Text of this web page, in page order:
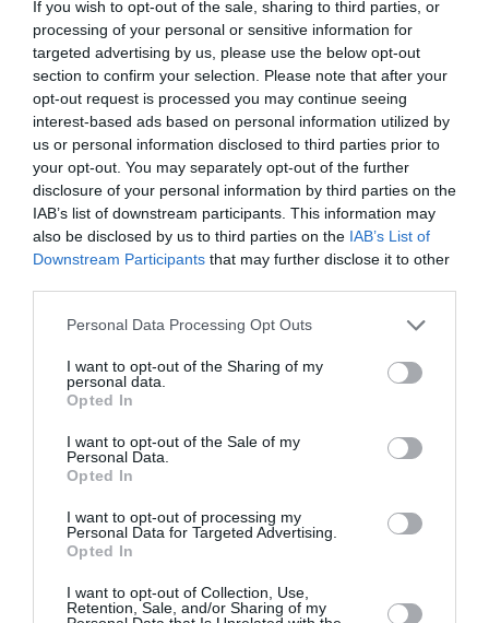
If you wish to opt-out of the sale, sharing to third parties, or
processing of your personal or sensitive information for
targeted advertising by us, please use the below opt-out
section to confirm your selection. Please note that after your
opt-out request is processed you may continue seeing
interest-based ads based on personal information utilized by
us or personal information disclosed to third parties prior to
your opt-out. You may separately opt-out of the further
disclosure of your personal information by third parties on the
IAB’s list of downstream participants. This information may
also be disclosed by us to third parties on the IAB’s List of
Downstream Participants that may further disclose it to other
Personal Data Processing Opt Outs
I want to opt-out of the Sharing of my
personal data.
Opted In
I want to opt-out of the Sale of my
Personal Data.
Opted In
I want to opt-out of processing my
Personal Data for Targeted Advertising.
Opted In
I want to opt-out of Collection, Use,
Retention, Sale, and/or Sharing of my
Νέοι Διαγωνισμοί❯
Tags
KALFAYAN GALLERIES
VIDEO ART - INSTALLATIONS
ΔΩΡΕΑΝ ΕΚΔΗΛΩΣΕΙΣ
ΕΙΚΑΣΤΙΚΕΣ ΕΚΘΕΣΕΙΣ
Newsletter
Κάθε βδομάδα στο e-mail σας τα τελευταία νέα για
την Τέχνη και τον Πολιτισμό!
Σχετικά Άρθρα